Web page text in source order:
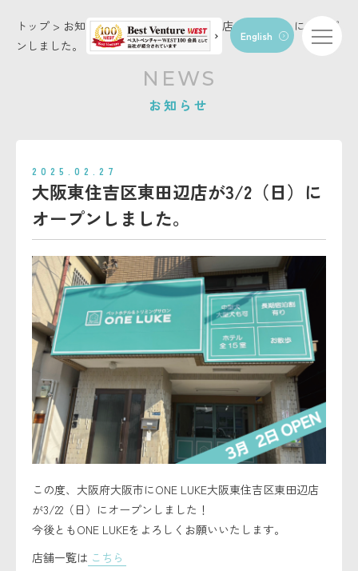
English
ペットホテル
FC/トリマー募集
お問い合わせ
会社概要
利用規約
セキュリティーポリシー
トップ > お知らせ>大阪東住吉区東田辺店が3/2（日）にオープ
ンしました。
NEWS
お知らせ
2025.02.27
大阪東住吉区東田辺店が3/2（日）に
オープンしました。
この度、大阪府大阪市にONE LUKE大阪東住吉区東田辺店
が3/22（日）にオープンしました！
今後ともONE LUKEをよろしくお願いいたします。
店舗一覧は こちら